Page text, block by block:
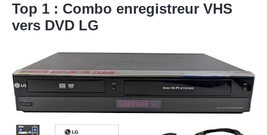
Top 1 : Combo enregistreur VHS
vers DVD LG